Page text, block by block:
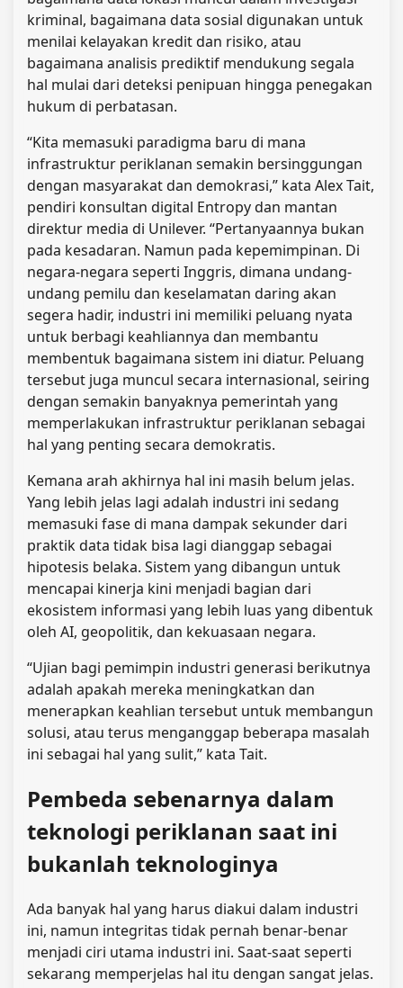
kriminal, bagaimana data sosial digunakan untuk
menilai kelayakan kredit dan risiko, atau
bagaimana analisis prediktif mendukung segala
hal mulai dari deteksi penipuan hingga penegakan
hukum di perbatasan.
“Kita memasuki paradigma baru di mana
infrastruktur periklanan semakin bersinggungan
dengan masyarakat dan demokrasi,” kata Alex Tait,
pendiri konsultan digital Entropy dan mantan
direktur media di Unilever. “Pertanyaannya bukan
pada kesadaran. Namun pada kepemimpinan. Di
negara-negara seperti Inggris, dimana undang-
undang pemilu dan keselamatan daring akan
segera hadir, industri ini memiliki peluang nyata
untuk berbagi keahliannya dan membantu
membentuk bagaimana sistem ini diatur. Peluang
tersebut juga muncul secara internasional, seiring
dengan semakin banyaknya pemerintah yang
memperlakukan infrastruktur periklanan sebagai
hal yang penting secara demokratis.
Kemana arah akhirnya hal ini masih belum jelas.
Yang lebih jelas lagi adalah industri ini sedang
memasuki fase di mana dampak sekunder dari
praktik data tidak bisa lagi dianggap sebagai
hipotesis belaka. Sistem yang dibangun untuk
mencapai kinerja kini menjadi bagian dari
ekosistem informasi yang lebih luas yang dibentuk
oleh AI, geopolitik, dan kekuasaan negara.
“Ujian bagi pemimpin industri generasi berikutnya
adalah apakah mereka meningkatkan dan
menerapkan keahlian tersebut untuk membangun
solusi, atau terus menganggap beberapa masalah
ini sebagai hal yang sulit,” kata Tait.
Pembeda sebenarnya dalam
teknologi periklanan saat ini
bukanlah teknologinya
Ada banyak hal yang harus diakui dalam industri
ini, namun integritas tidak pernah benar-benar
menjadi ciri utama industri ini. Saat-saat seperti
sekarang memperjelas hal itu dengan sangat jelas.